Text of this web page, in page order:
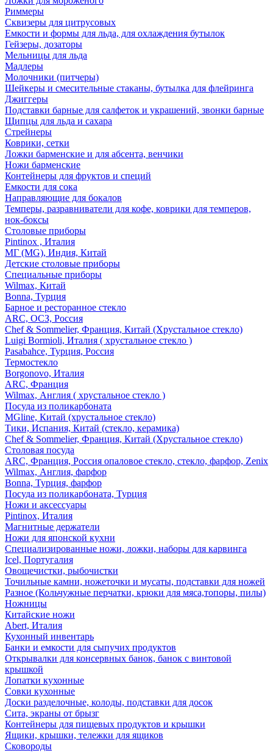
Риммеры
Сквизеры для цитрусовых
Емкости и формы для льда, для охлаждения бутылок
Гейзеры, дозаторы
Мельницы для льда
Мадлеры
Молочники (питчеры)
Шейкеры и смесительные стаканы, бутылка для флейринга
Джиггеры
Подставки барные для салфеток и украшений, звонки барные
Щипцы для льда и сахара
Стрейнеры
Коврики, сетки
Ложки барменские и для абсента, венчики
Ножи барменские
Контейнеры для фруктов и специй
Емкости для сока
Направляющие для бокалов
Темперы, разравниватели для кофе, коврики для темперов,
нок-боксы
Столовые приборы
Pintinox , Италия
МГ (MG), Индия, Китай
Детские столовые приборы
Специальные приборы
Wilmax, Китай
Bonna, Турция
Барное и ресторанное стекло
ARC, ОСЗ, Россия
Chef & Sommelier, Франция, Китай (Хрустальное стекло)
Luigi Bormioli, Италия ( хрустальное стекло )
Pasabahce, Турция, Россия
Термостекло
Borgonovo, Италия
ARC, Франция
Wilmax, Англия ( хрустальное стекло )
Посуда из поликарбоната
MGline, Китай (хрустальное стекло)
Тики, Испания, Китай (стекло, керамика)
Chef & Sommelier, Франция, Китай (Хрустальное стекло)
Столовая посуда
ARC, Франция, Россия опаловое стекло, стекло, фарфор, Zenix
Wilmax, Англия, фарфор
Bonna, Турция, фарфор
Посуда из поликарбоната, Турция
Ножи и аксессуары
Pintinox, Италия
Магнитные держатели
Ножи для японской кухни
Специализированные ножи, ложки, наборы для карвинга
Icel, Португалия
Овощечистки, рыбочистки
Точильные камни, ножеточки и мусаты, подставки для ножей
Разное (Кольчужные перчатки, крюки для мяса,топоры, пилы)
Ножницы
Китайские ножи
Abert, Италия
Кухонный инвентарь
Банки и емкости для сыпучих продуктов
Открывалки для консервных банок, банок с винтовой
крышкой
Лопатки кухонные
Совки кухонные
Доски разделочные, колоды, подставки для досок
Сита, экраны от брызг
Контейнеры для пищевых продуктов и крышки
Ящики, крышки, тележки для ящиков
Сковороды